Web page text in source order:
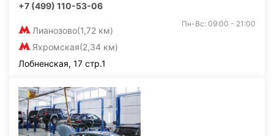
+7 (499) 110-53-06
Лианозово(1,72 км)
Яхромская(2,34 км)
Пн-Вс: 09:00 - 21:00
Лобненская, 17 стр.1